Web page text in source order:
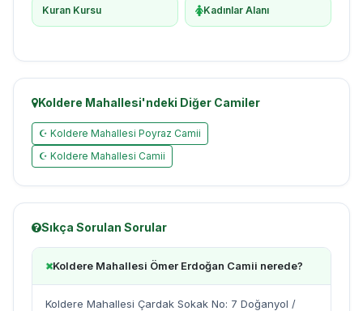
Kuran Kursu Kadınlar Alanı
Koldere Mahallesi'ndeki Diğer Camiler
☪ Koldere Mahallesi Poyraz Camii
☪ Koldere Mahallesi Camii
Sıkça Sorulan Sorular
Koldere Mahallesi Ömer Erdoğan Camii nerede?
Koldere Mahallesi Çardak Sokak No: 7 Doğanyol /